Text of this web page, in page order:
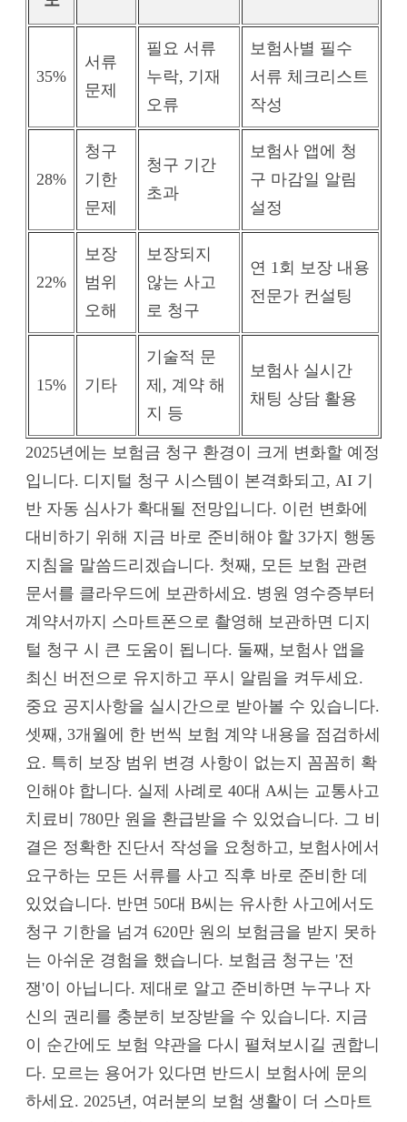
35%
서류
문제
필요 서류
누락, 기재
오류
보험사별 필수
서류 체크리스트
작성
28%
청구
기한
문제
청구 기간
초과
보험사 앱에 청
구 마감일 알림
설정
22%
보장
범위
오해
보장되지
않는 사고
로 청구
연 1회 보장 내용
전문가 컨설팅
15% 기타
기술적 문
제, 계약 해
지 등
보험사 실시간
채팅 상담 활용
2025년에는 보험금 청구 환경이 크게 변화할 예정
입니다. 디지털 청구 시스템이 본격화되고, AI 기
반 자동 심사가 확대될 전망입니다. 이런 변화에
대비하기 위해 지금 바로 준비해야 할 3가지 행동
지침을 말씀드리겠습니다. 첫째, 모든 보험 관련
문서를 클라우드에 보관하세요. 병원 영수증부터
계약서까지 스마트폰으로 촬영해 보관하면 디지
털 청구 시 큰 도움이 됩니다. 둘째, 보험사 앱을
최신 버전으로 유지하고 푸시 알림을 켜두세요.
중요 공지사항을 실시간으로 받아볼 수 있습니다.
셋째, 3개월에 한 번씩 보험 계약 내용을 점검하세
요. 특히 보장 범위 변경 사항이 없는지 꼼꼼히 확
인해야 합니다. 실제 사례로 40대 A씨는 교통사고
치료비 780만 원을 환급받을 수 있었습니다. 그 비
결은 정확한 진단서 작성을 요청하고, 보험사에서
요구하는 모든 서류를 사고 직후 바로 준비한 데
있었습니다. 반면 50대 B씨는 유사한 사고에서도
청구 기한을 넘겨 620만 원의 보험금을 받지 못하
는 아쉬운 경험을 했습니다. 보험금 청구는 '전
쟁'이 아닙니다. 제대로 알고 준비하면 누구나 자
신의 권리를 충분히 보장받을 수 있습니다. 지금
이 순간에도 보험 약관을 다시 펼쳐보시길 권합니
다. 모르는 용어가 있다면 반드시 보험사에 문의
하세요. 2025년, 여러분의 보험 생활이 더 스마트